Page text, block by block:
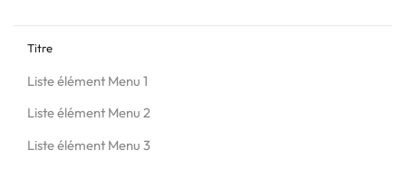
Titre
Liste élément Menu 1
Liste élément Menu 2
Liste élément Menu 3